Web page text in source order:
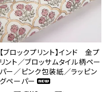
【ブロックプリント】インド 金プ
リント／ブロッサムタイル柄ペー
パー／ピンク包装紙／ラッピン
グペーパー